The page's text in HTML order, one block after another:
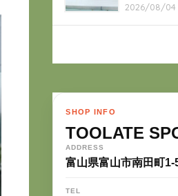
2026/08/04
SHOP INFO
TOOLATE
ADDRESS
富山県富山市南田町1-
TEL